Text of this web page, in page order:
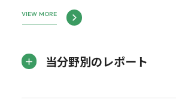
VIEW MORE
当分野別のレポート